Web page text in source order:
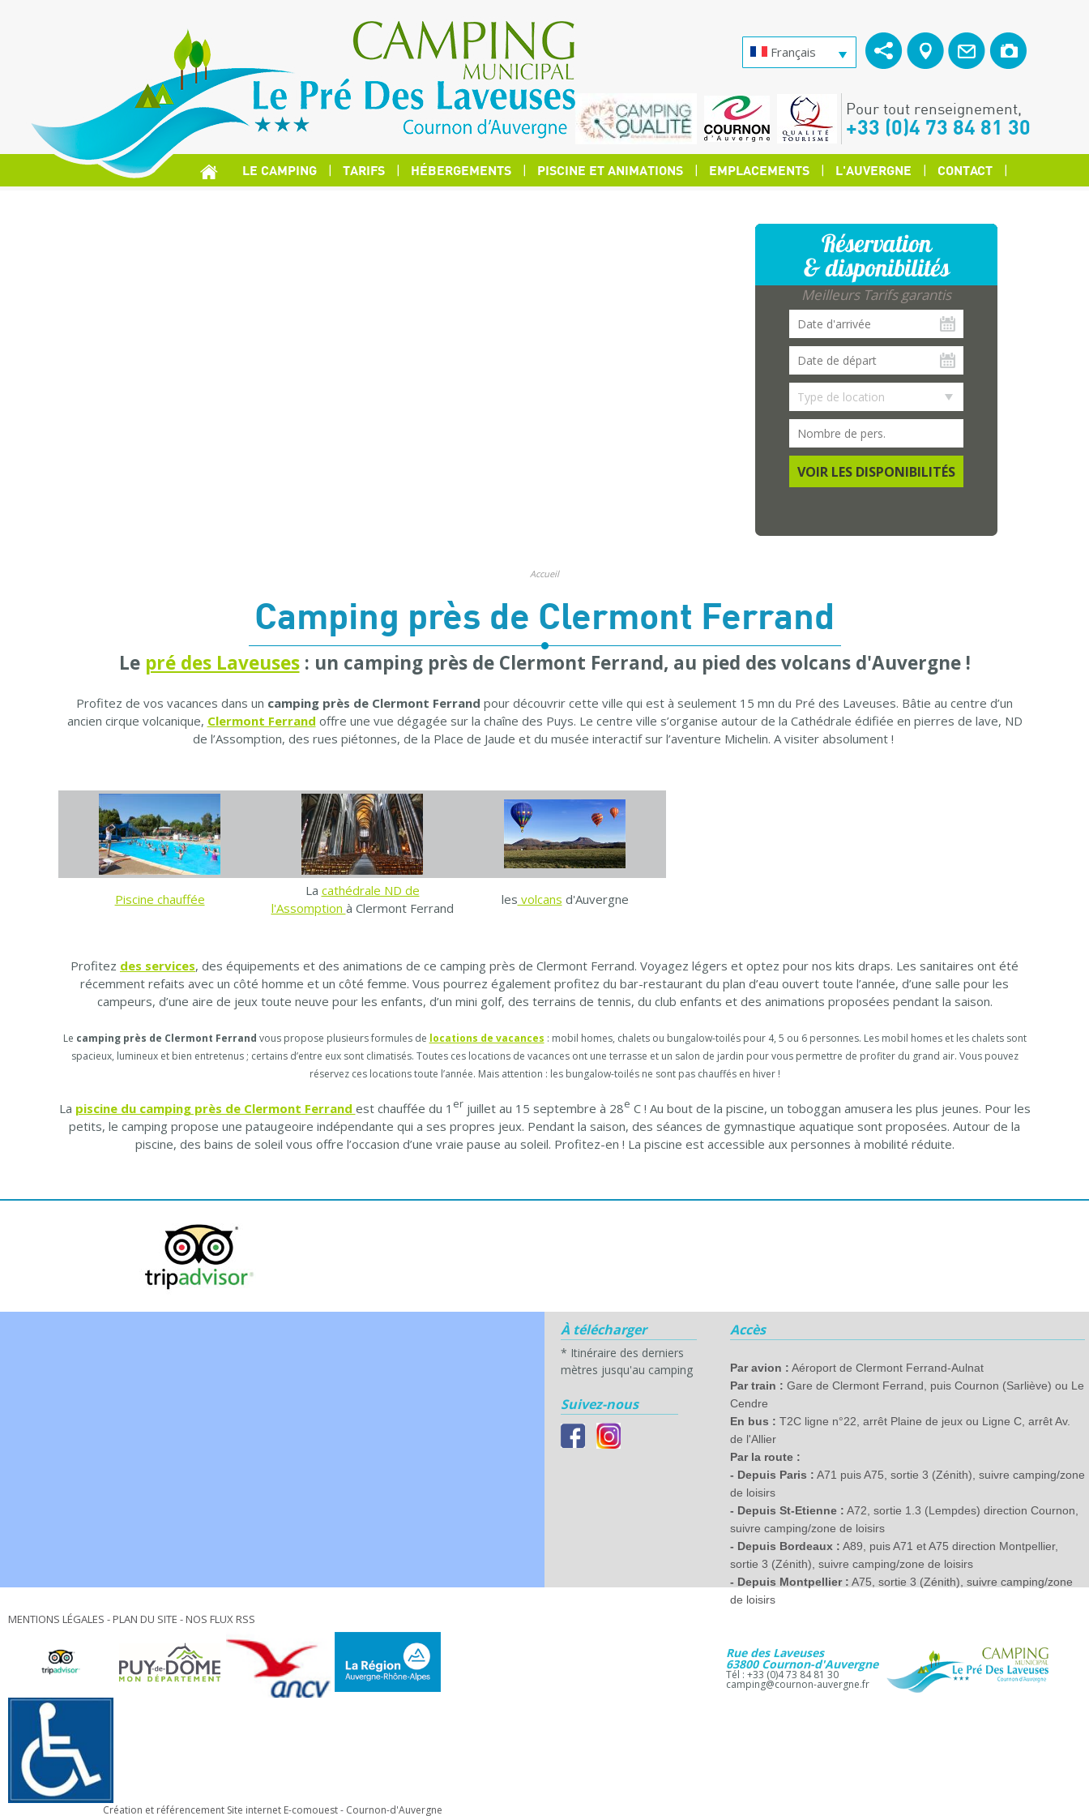
Français
Pour tout renseignement,
+33 (0)4 73 84 81 30
LE CAMPING TARIFS HÉBERGEMENTS PISCINE ET ANIMATIONS EMPLACEMENTS L'AUVERGNE CONTACT
Réservation
& disponibilités
Meilleurs Tarifs garantis
VOIR LES DISPONIBILITÉS
Accueil
Camping près de Clermont Ferrand
Le pré des Laveuses: un camping près de Clermont Ferrand, au pied des volcans d'Auvergne !
Profitez de vos vacances dans un camping près de Clermont Ferrand pour découvrir cette ville qui est à seulement 15 mn du Pré des Laveuses. Bâtie au centre d’un
ancien cirque volcanique, Clermont Ferrand offre une vue dégagée sur la chaîne des Puys. Le centre ville s’organise autour de la Cathédrale édifiée en pierres de lave, ND
de l’Assomption, des rues piétonnes, de la Place de Jaude et du musée interactif sur l’aventure Michelin. A visiter absolument !
Piscine chauffée
La cathédrale ND de
l'Assomption à Clermont Ferrand
les volcans d'Auvergne
Profitez des services, des équipements et des animations de ce camping près de Clermont Ferrand. Voyagez légers et optez pour nos kits draps. Les sanitaires ont été
récemment refaits avec un côté homme et un côté femme. Vous pourrez également profitez du bar-restaurant du plan d’eau ouvert toute l’année, d’une salle pour les
campeurs, d’une aire de jeux toute neuve pour les enfants, d’un mini golf, des terrains de tennis, du club enfants et des animations proposées pendant la saison.
Le camping près de Clermont Ferrand vous propose plusieurs formules de locations de vacances : mobil homes, chalets ou bungalow-toilés pour 4, 5 ou 6 personnes. Les mobil homes et les chalets sont
spacieux, lumineux et bien entretenus ; certains d’entre eux sont climatisés. Toutes ces locations de vacances ont une terrasse et un salon de jardin pour vous permettre de profiter du grand air. Vous pouvez
réservez ces locations toute l’année. Mais attention : les bungalow-toilés ne sont pas chauffés en hiver !
La piscine du camping près de Clermont Ferrand est chauffée du 1 erjuillet au 15 septembre à 28e C ! Au bout de la piscine, un toboggan amusera les plus jeunes. Pour les
petits, le camping propose une pataugeoire indépendante qui a ses propres jeux. Pendant la saison, des séances de gymnastique aquatique sont proposées. Autour de la
piscine, des bains de soleil vous offre l’occasion d’une vraie pause au soleil. Profitez-en ! La piscine est accessible aux personnes à mobilité réduite.
À télécharger
* Itinéraire des derniers
mètres jusqu'au camping
Suivez-nous
Accès
Par avion : Aéroport de Clermont Ferrand-Aulnat
Par train : Gare de Clermont Ferrand, puis Cournon (Sarliève) ou Le
Cendre
En bus : T2C ligne n°22, arrêt Plaine de jeux ou Ligne C, arrêt Av.
de l'Allier
Par la route :
- Depuis Paris : A71 puis A75, sortie 3 (Zénith), suivre camping/zone
de loisirs
- Depuis St-Etienne : A72, sortie 1.3 (Lempdes) direction Cournon,
suivre camping/zone de loisirs
- Depuis Bordeaux : A89, puis A71 et A75 direction Montpellier,
sortie 3 (Zénith), suivre camping/zone de loisirs
- Depuis Montpellier : A75, sortie 3 (Zénith), suivre camping/zone
de loisirs
Rue des Laveuses
63800 Cournon-d'Auvergne
Tél : +33 (0)4 73 84 81 30
camping@cournon-auvergne.fr
MENTIONS LÉGALES -PLAN DU SITE -NOS FLUX RSS
Création et référencement Site internet E-comouest - Cournon-d'Auvergne